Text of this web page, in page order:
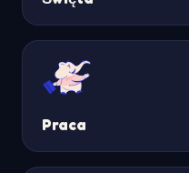
Praca